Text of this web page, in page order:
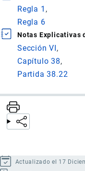
Regla 1
Regla 6
Notas Explicativas
Sección VI
Capítulo 38
Partida 38.22
Actualizado el 17